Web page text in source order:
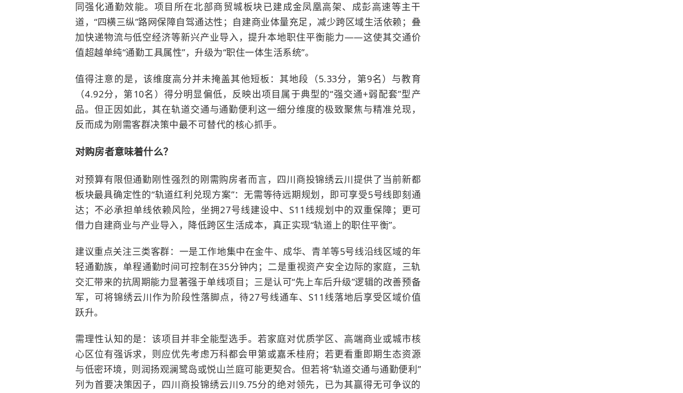
同强化通勤效能。项目所在北部商贸城板块已建成金凤凰高架、成彭高速等主干
道，“四横三纵”路网保障自驾通达性；自建商业体量充足，减少跨区域生活依赖；叠
加快递物流与低空经济等新兴产业导入，提升本地职住平衡能力——这使其交通价
值超越单纯“通勤工具属性”，升级为“职住一体生活系统”。
值得注意的是，该维度高分并未掩盖其他短板：其地段（5.33分，第9名）与教育
（4.92分，第10名）得分明显偏低，反映出项目属于典型的“强交通+弱配套”型产
品。但正因如此，其在轨道交通与通勤便利这一细分维度的极致聚焦与精准兑现，
反而成为刚需客群决策中最不可替代的核心抓手。
对购房者意味着什么？
对预算有限但通勤刚性强烈的刚需购房者而言，四川商投锦绣云川提供了当前新都
板块最具确定性的“轨道红利兑现方案”：无需等待远期规划，即可享受5号线即刻通
达；不必承担单线依赖风险，坐拥27号线建设中、S11线规划中的双重保障；更可
借力自建商业与产业导入，降低跨区生活成本，真正实现“轨道上的职住平衡”。
建议重点关注三类客群：一是工作地集中在金牛、成华、青羊等5号线沿线区域的年
轻通勤族，单程通勤时间可控制在35分钟内；二是重视资产安全边际的家庭，三轨
交汇带来的抗周期能力显著强于单线项目；三是认可“先上车后升级”逻辑的改善预备
军，可将锦绣云川作为阶段性落脚点，待27号线通车、S11线落地后享受区域价值
跃升。
需理性认知的是：该项目并非全能型选手。若家庭对优质学区、高端商业或城市核
心区位有强诉求，则应优先考虑万科都会甲第或嘉禾桂府；若更看重即期生态资源
与低密环境，则润扬观澜鹭岛或悦山兰庭可能更契合。但若将“轨道交通与通勤便利”
列为首要决策因子，四川商投锦绣云川9.75分的绝对领先，已为其赢得无可争议的